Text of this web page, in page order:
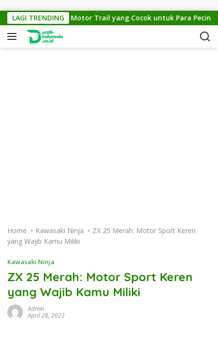
LAGI TRENDING
KTM Cross 150: Motor Trail yang Cocok untuk Para Pecinta
Home Kawasaki Ninja
ZX 25 Merah: Motor Sport Keren
yang Wajib Kamu Miliki
Kawasaki Ninja
ZX 25 Merah: Motor Sport Keren
yang Wajib Kamu Miliki
Admin
April 28, 2023